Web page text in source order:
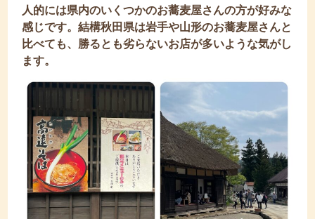
人的には県内のいくつかのお蕎麦屋さんの方が好みな
感じです。結構秋田県は岩手や山形のお蕎麦屋さんと
比べても、勝るとも劣らないお店が多いような気がし
ます。